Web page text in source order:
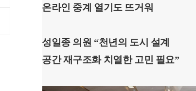
온라인 중계 열기도 뜨거워
성일종 의원 “천년의 도시 설계
공간 재구조화 치열한 고민 필요”